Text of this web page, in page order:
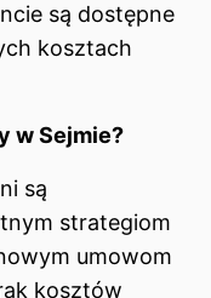
są dostępne
kosztach
w Sejmie?
są
strategiom
umowom
kosztów